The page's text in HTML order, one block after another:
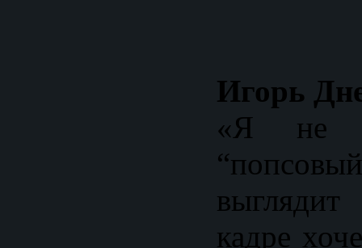
Игорь
«Я не
кадре